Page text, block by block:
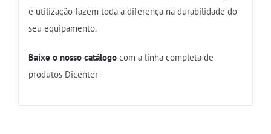
e utilização fazem toda a diferença na durabilidade do
seu equipamento.
Baixe o nosso catálogocom a linha completa de
produtos Dicenter